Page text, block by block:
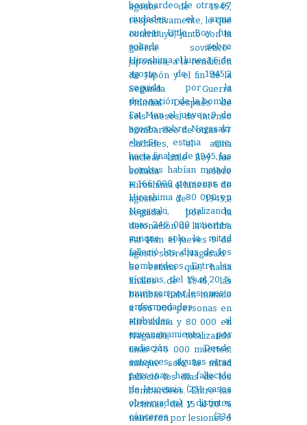
agosto de 1945,
respectivamente, lo que
contribuyó, junto con la
guerra soviético-
japonesa, a la rendición
de Japón y el fin de la
Segunda Guerra
Mundial. Después de
seis meses de intenso
bombardeo de otras 67
ciudades, el arma
nuclear Little Boy fue
soltada sobre
Hiroshima el lunes1 6 de
agosto de 1945,2
seguida por la
detonación de la bomba
Fat Man el jueves 9 de
agosto sobre Nagasaki.
Se estima que, hacia
finales de 1945, las
bombas habían matado
a 166 000 personas en
Hiroshima y 80 000 en
Nagasaki, totalizando
unas 246 000 muertes;
aunque solo la mitad
falleció los días de los
bombardeos. Entre las
víctimas, del 15 al 20 %
murieron por lesiones o